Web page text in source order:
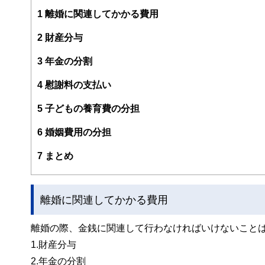
ファイナンシャル・プランナーの上位資格であるCFP（
幅広い分野をカバーし、これから人生の礎を築いていく
2023年7月PHP研究所より「70歳の現役FPが教える60歳
現在、出版を記念して、サマーアロー・コンサルティング
早稲田大学卒業後、大手重工業メーカーに勤務、海外向
るい。
サマーアロー・コンサルティングHPアドレス：
1 離婚に関連してかかる費用
2 財産分与
3 年金の分割
4 慰謝料の支払い
5 子どもの養育費の分担
6 婚姻費用の分担
7 まとめ
離婚に関連してかかる費用
離婚の際、金銭に関連して行わなければいけないこと
1.財産分与
2.年金の分割